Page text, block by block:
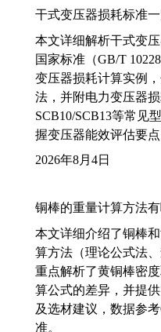
干式变压器损耗标准
本文详细解析干式变
国家标准（GB/T
变压器损耗计算实例
法，并附电力变压器
SCB10/SCB13等常见
握变压器能效评估要点
2026年8月4日
铜棒的重量计算方法
本文详细介绍了铜棒
算方法（理论公式法
重点解析了黄铜棒密度
算公式的差异，并提
及选材建议，数据参
准。